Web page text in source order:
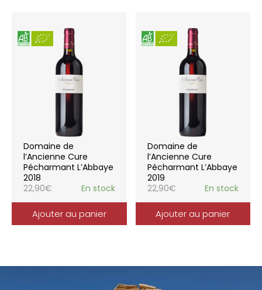
Domaine de
l’Ancienne Cure
Pécharmant L’Abbaye
2018
22,90€ En stock
Ajouter au panier
Domaine de
l’Ancienne Cure
Pécharmant L’Abbaye
2019
22,90€ En stock
Ajouter au panier